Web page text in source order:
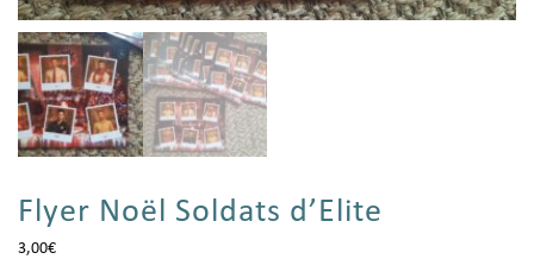
Flyer Noël Soldats d’Elite
3,00€